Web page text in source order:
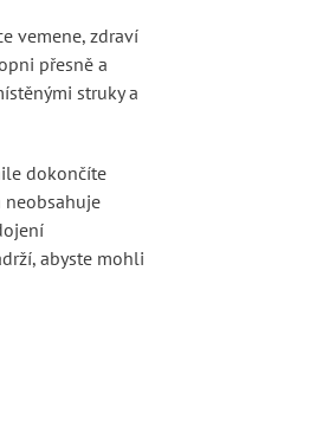
vemene, zdraví
přesně a
struky a
dokončíte
neobsahuje
abyste mohli